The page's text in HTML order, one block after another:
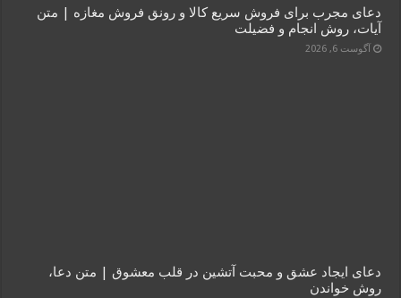
دعای مجرب برای فروش سریع کالا و رونق فروش مغازه | متن
آیات، روش انجام و فضیلت
آگوست 6, 2026
دعای ایجاد عشق و محبت آتشین در قلب معشوق | متن دعا،
روش خواندن